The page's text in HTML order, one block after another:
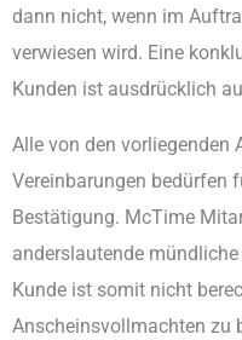
dann nicht, wenn im
verwiesen wird. Eine
Kunden ist ausdrücklich
Alle von den vorliegenden
Vereinbarungen bedürfen
Bestätigung. McTime
anderslautende
Kunde ist somit nicht
Anscheinsvollmachten zu